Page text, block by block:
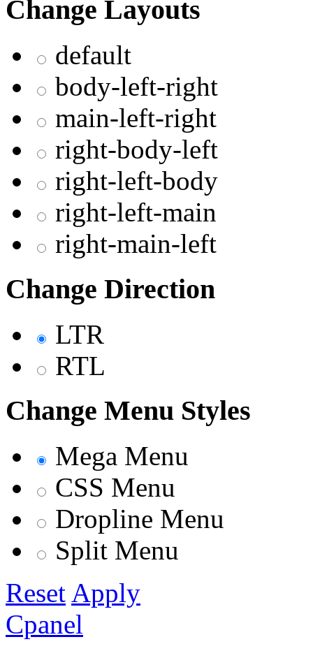
Change Layouts
default
body-left-right
main-left-right
right-body-left
right-left-body
right-left-main
right-main-left
Change Direction
LTR
RTL
Change Menu Styles
Mega Menu
CSS Menu
Dropline Menu
Split Menu
Reset Apply
Cpanel